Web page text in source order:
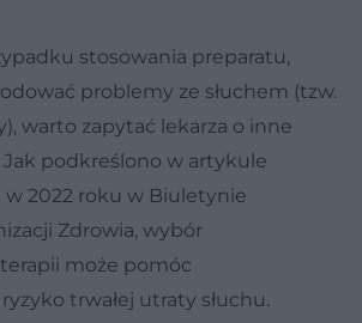
stosowania preparatu,
problemy ze słuchem (tzw.
warto zapytać lekarza o inne
podkreślono w artykule
2022 roku w Biuletynie
Zdrowia, wybór
może pomóc
trwałej utraty słuchu.